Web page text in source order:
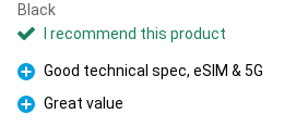
Black
I recommend this product
Pro
Good technical spec, eSIM & 5G
Pro
Great value